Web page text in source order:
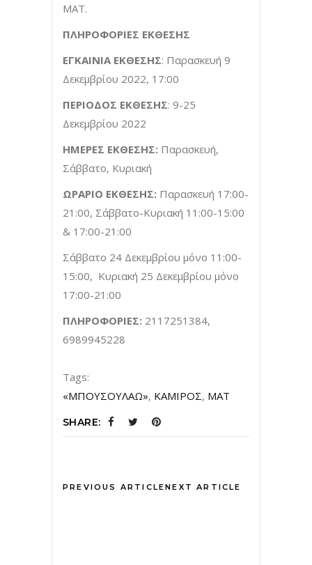
ΜΑΤ.
ΠΛΗΡΟΦΟΡΙΕΣ ΕΚΘΕΣΗΣ
ΕΓΚΑΙΝΙΑ ΕΚΘΕΣΗΣ: Παρασκευή 9
Δεκεμβρίου 2022, 17:00
ΠΕΡΙΟΔΟΣ ΕΚΘΕΣΗΣ: 9-25
Δεκεμβρίου 2022
ΗΜΕΡΕΣ ΕΚΘΕΣΗΣ: Παρασκευή,
Σάββατο, Κυριακή
ΩΡΑΡΙΟ ΕΚΘΕΣΗΣ: Παρασκευή 17:00-
21:00, Σάββατο-Κυριακή 11:00-15:00
& 17:00-21:00
Σάββατο 24 Δεκεμβρίου μόνο 11:00-
15:00, Κυριακή 25 Δεκεμβρίου μόνο
17:00-21:00
ΠΛΗΡΟΦΟΡΙΕΣ: 2117251384,
6989945228
Tags:
«ΜΠΟΥΣΟΥΛΑΩ», ΚΑΜΙΡΟΣ, ΜΑΤ
SHARE:
PREVIOUS ARTICLENEXT ARTICLE